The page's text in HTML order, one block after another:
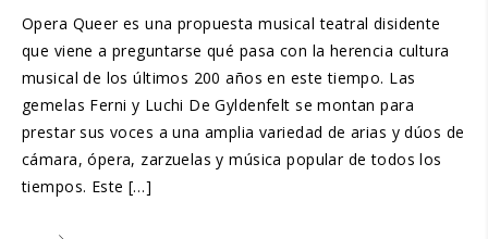
Opera Queer es una propuesta musical teatral disidente
que viene a preguntarse qué pasa con la herencia cultura
musical de los últimos 200 años en este tiempo. Las
gemelas Ferni y Luchi De Gyldenfelt se montan para
prestar sus voces a una amplia variedad de arias y dúos de
cámara, ópera, zarzuelas y música popular de todos los
tiempos. Este […]